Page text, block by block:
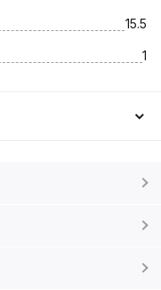
15.5
1